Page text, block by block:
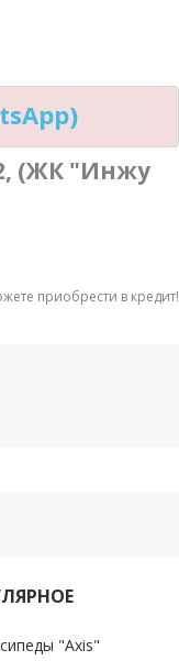
(ЖК "Инжу
приобрести в кредит!
"Axis"